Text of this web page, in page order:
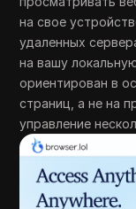
на свое
удаленных
на вашу
ориентирован в
страниц, а не на
управление